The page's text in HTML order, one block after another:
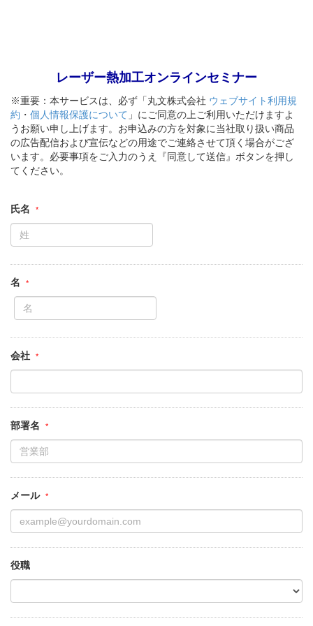
レーザー熱加工オンラインセミナー
※重要：本サービスは、必ず「丸文株式会社 ウェブサイト利用規
約 ・ 個人情報保護について 」にご同意の上ご利用いただけますよ
うお願い申し上げます。お申込みの方を対象に当社取り扱い商品
の広告配信および宣伝などの用途でご連絡させて頂く場合がござ
います。必要事項をご入力のうえ『同意して送信』ボタンを押し
てください。
氏名
名
会社
部署名
メール
役職